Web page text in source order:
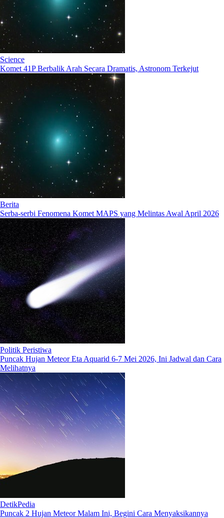
Science
Komet 41P Berbalik Arah Secara Dramatis, Astronom Terkejut
Berita
Serba-serbi Fenomena Komet MAPS yang Melintas Awal April 2026
Politik Peristiwa
Puncak Hujan Meteor Eta Aquarid 6-7 Mei 2026, Ini Jadwal dan Cara
Melihatnya
DetikPedia
Puncak 2 Hujan Meteor Malam Ini, Begini Cara Menyaksikannya